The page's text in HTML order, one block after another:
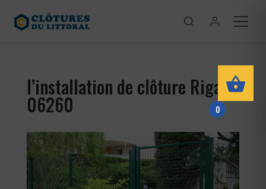
l’installation de clôture Rigaud
06260 0